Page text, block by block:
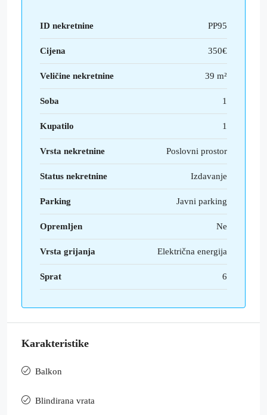
ID nekretnine PP95
Cijena 350€
Veličine nekretnine 39 m²
Soba 1
Kupatilo 1
Vrsta nekretnine Poslovni prostor
Status nekretnine Izdavanje
Parking Javni parking
Opremljen Ne
Vrsta grijanja Električna energija
Sprat 6
Karakteristike
Balkon
Blindirana vrata